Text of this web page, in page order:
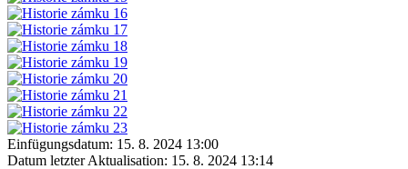
Einfügungsdatum: 15. 8. 2024 13:00
Datum letzter Aktualisation: 15. 8. 2024 13:14